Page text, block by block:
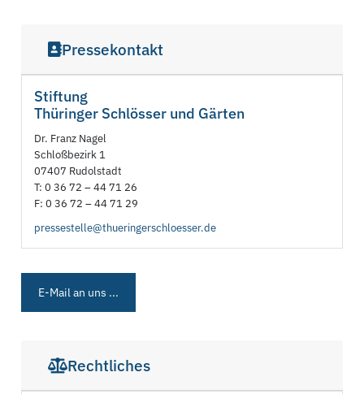
Pressekontakt
Stiftung
Thüringer Schlösser und Gärten
Dr. Franz Nagel
Schloßbezirk 1
07407 Rudolstadt
T: 0 36 72 – 44 71 26
F: 0 36 72 – 44 71 29
pressestelle@thueringerschloesser.de
E-Mail an uns ...
Rechtliches